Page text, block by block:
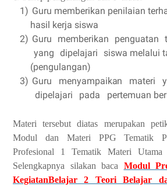
1) Guru memberikan penilaian terh
hasil kerja siswa
2) Guru memberikan penguatan
yang dipelajari siswa melalui
(pengulangan)
3) Guru menyampaikan materi y
dipelajari pada pertemuan be
Materi tersebut diatas merupakan
Modul dan Materi PPG Tematik
Profesional 1 Tematik Materi
Selengkapnya silakan baca Modul
KegiatanBelajar 2 Teori Belajar